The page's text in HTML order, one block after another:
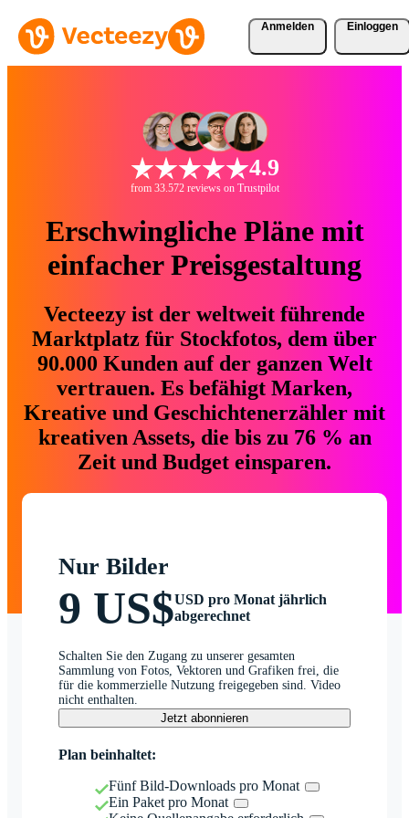
Anmelden Einloggen
4.9
from 33.572 reviews on Trustpilot
Erschwingliche Pläne mit
einfacher Preisgestaltung
Vecteezy ist der weltweit führende
Marktplatz für Stockfotos, dem über
90.000 Kunden auf der ganzen Welt
vertrauen. Es befähigt Marken,
Kreative und Geschichtenerzähler mit
kreativen Assets, die bis zu 76 % an
Zeit und Budget einsparen.
Nur Bilder
9 US$USD pro Monat jährlich
abgerechnet
Schalten Sie den Zugang zu unserer gesamten
Sammlung von Fotos, Vektoren und Grafiken frei, die
für die kommerzielle Nutzung freigegeben sind. Video
nicht enthalten.
Jetzt abonnieren
Plan beinhaltet:
Fünf Bild-Downloads pro Monat
Ein Paket pro Monat